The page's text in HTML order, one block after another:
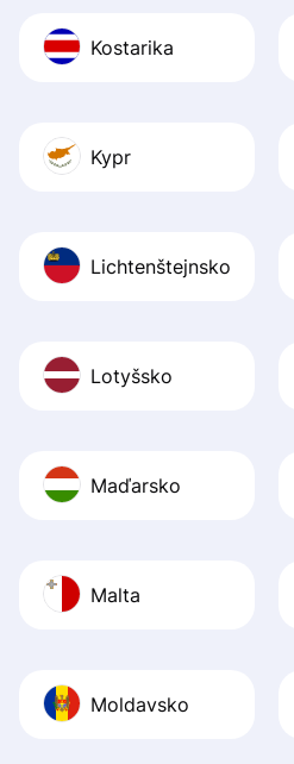
Kostarika
Kypr
Lichtenštejnsko
Lotyšsko
Maďarsko
Malta
Moldavsko